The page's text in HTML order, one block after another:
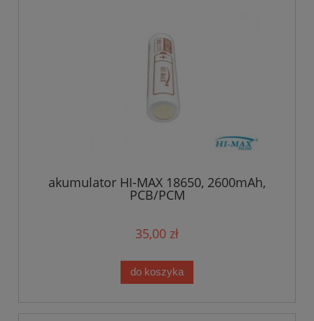
akumulator HI-MAX 18650, 2600mAh,
PCB/PCM
35,00 zł
do koszyka